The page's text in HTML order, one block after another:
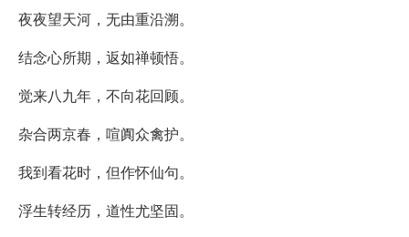
夜夜望天河，无由重沿溯。
结念心所期，返如禅顿悟。
觉来八九年，不向花回顾。
杂合两京春，喧阗众禽护。
我到看花时，但作怀仙句。
浮生转经历，道性尤坚固。